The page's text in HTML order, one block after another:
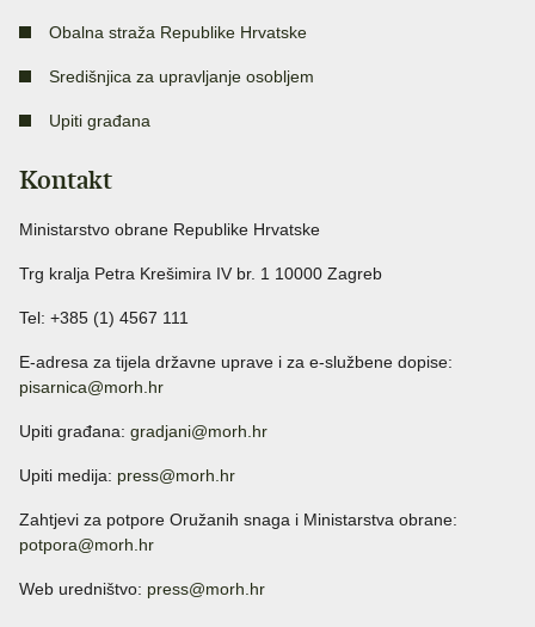
Obalna straža Republike Hrvatske
Središnjica za upravljanje osobljem
Upiti građana
Kontakt
Ministarstvo obrane Republike Hrvatske
Trg kralja Petra Krešimira IV br. 1 10000 Zagreb
Tel: +385 (1) 4567 111
E-adresa za tijela državne uprave i za e-službene dopise:
pisarnica@morh.hr
Upiti građana: gradjani@morh.hr
Upiti medija: press@morh.hr
Zahtjevi za potpore Oružanih snaga i Ministarstva obrane:
potpora@morh.hr
Web uredništvo: press@morh.hr